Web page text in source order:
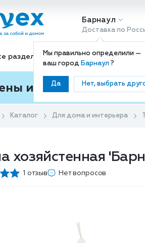
Барнаул
Доставка по
Мы правильно определили —
ваш город Барнаул?
Да Нет, выбрать
разделы Декоративная
и покупки ваши с
Каталог Для дома и интерьера
хозяйстенная
1 отзыв Нет вопросов